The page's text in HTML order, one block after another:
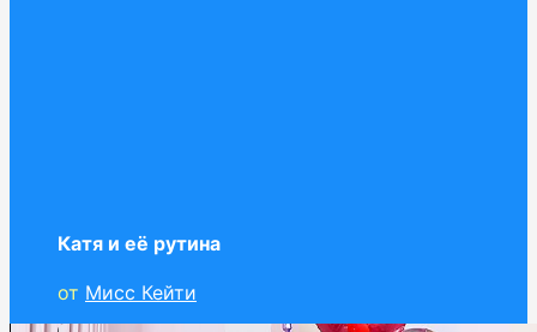
Катя и её рутина
от Мисс Кейти